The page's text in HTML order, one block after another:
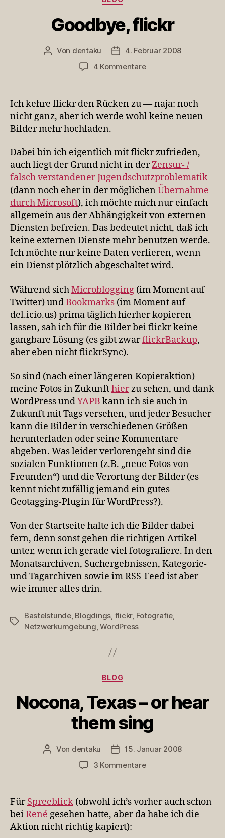
Goodbye, flickr
Beitragsautor
Von dentaku Veröffentlichungsdatum
4. Februar 2008
4 Kommentarezu
Ich kehre flickr den Rücken zu — naja: noch
nicht ganz, aber ich werde wohl keine neuen
Bilder mehr hochladen.
Dabei bin ich eigentlich mit flickr zufrieden,
auch liegt der Grund nicht in derZensur- /
falsch verstandener Jugendschutzproblematik
(dann noch eher in der möglichen Übernahme
durch Microsoft), ich möchte mich nur einfach
allgemein aus der Abhängigkeit von externen
Diensten befreien. Das bedeutet nicht, daß ich
keine externen Dienste mehr benutzen werde.
Ich möchte nur keine Daten verlieren, wenn
ein Dienst plötzlich abgeschaltet wird.
Während sichMicroblogging (im Moment auf
Twitter) undBookmarks (im Moment auf
del.icio.us) prima täglich hierher kopieren
lassen, sah ich für die Bilder bei flickr keine
gangbare Lösung (es gibt zwarflickrBackup,
aber eben nicht flickrSync).
So sind (nach einer längeren Kopieraktion)
meine Fotos in Zukunfthierzu sehen, und dank
WordPress undYAPB kann ich sie auch in
Zukunft mit Tags versehen, und jeder Besucher
kann die Bilder in verschiedenen Größen
herunterladen oder seine Kommentare
abgeben. Was leider verlorengeht sind die
sozialen Funktionen (z.B. „neue Fotos von
Freunden“) und die Verortung der Bilder (es
kennt nicht zufällig jemand ein gutes
Geotagging-Plugin für WordPress?).
Von der Startseite halte ich die Bilder dabei
fern, denn sonst gehen die richtigen Artikel
unter, wenn ich gerade viel fotografiere. In den
Monatsarchiven, Suchergebnissen, Kategorie-
und Tagarchiven sowie im RSS-Feed ist aber
wie immer alles drin.
Schlagwörter
Bastelstunde, Blogdings flickr, Fotografie
Netzwerkumgebung ,WordPress
Kategorien
BLOG
Nocona, Texas – or hear
them sing
Beitragsautor
Von dentaku Veröffentlichungsdatum
15. Januar 2008
3 Kommentarezu
–
or
hear
FürSpreeblick (obwohl ich’s vorher auch schon
beiRené gesehen hatte, aber da habe ich die
Aktion nicht richtig kapiert):